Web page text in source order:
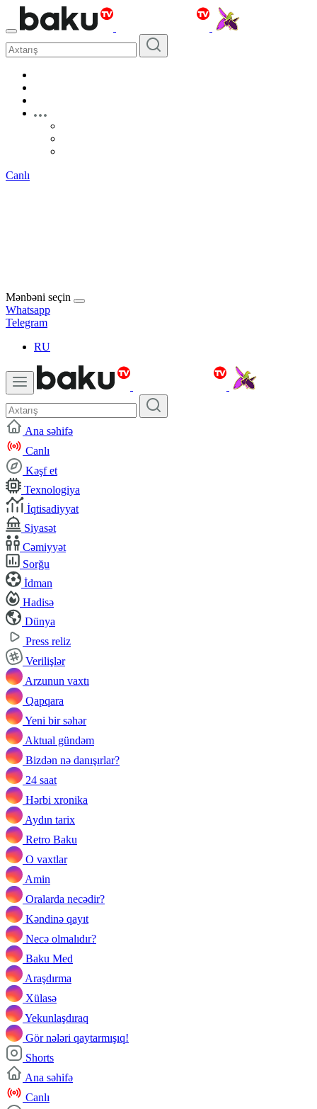
Canlı
Mənbəni seçin
Whatsapp
Telegram
RU
Ana səhifə
Canlı
Kəşf et
Texnologiya
İqtisadiyyat
Siyasət
Cəmiyyət
Sorğu
İdman
Hadisə
Dünya
Press reliz
Verilişlər
Arzunun vaxtı
Qapqara
Yeni bir səhər
Aktual gündəm
Bizdən nə danışırlar?
24 saat
Hərbi xronika
Aydın tarix
Retro Baku
O vaxtlar
Amin
Oralarda necədir?
Kəndinə qayıt
Necə olmalıdır?
Baku Med
Araşdırma
Xülasə
Yekunlaşdıraq
Gör nələri qaytarmışıq!
Shorts
Ana səhifə
Canlı